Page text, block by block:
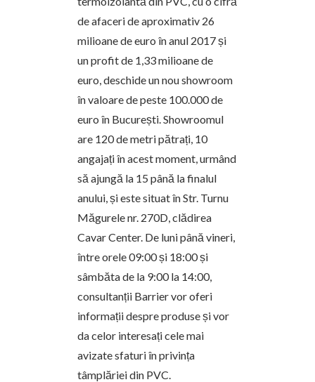
de afaceri de aproximativ 26
milioane de euro în anul 2017 și
un profit de 1,33 milioane de
euro, deschide un nou showroom
în valoare de peste 100.000 de
euro în București. Showroomul
are 120 de metri pătrați, 10
angajați în acest moment, urmând
să ajungă la 15 până la finalul
anului, și este situat în Str. Turnu
Măgurele nr. 270D, clădirea
Cavar Center. De luni până vineri,
între orele 09:00 și 18:00 și
sâmbăta de la 9:00 la 14:00,
consultanții Barrier vor oferi
informații despre produse și vor
da celor interesați cele mai
avizate sfaturi în privința
tâmplăriei din PVC.